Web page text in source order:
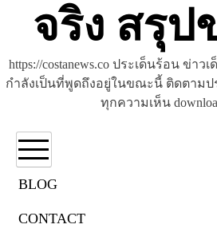
จริง สรุป
https://costanews.co ประเด็นร้อน ข่าว
กำลังเป็นที่พูดถึงอยู่ในขณะนี้ ติดตามป
ทุกความเห็น
BLOG
CONTACT